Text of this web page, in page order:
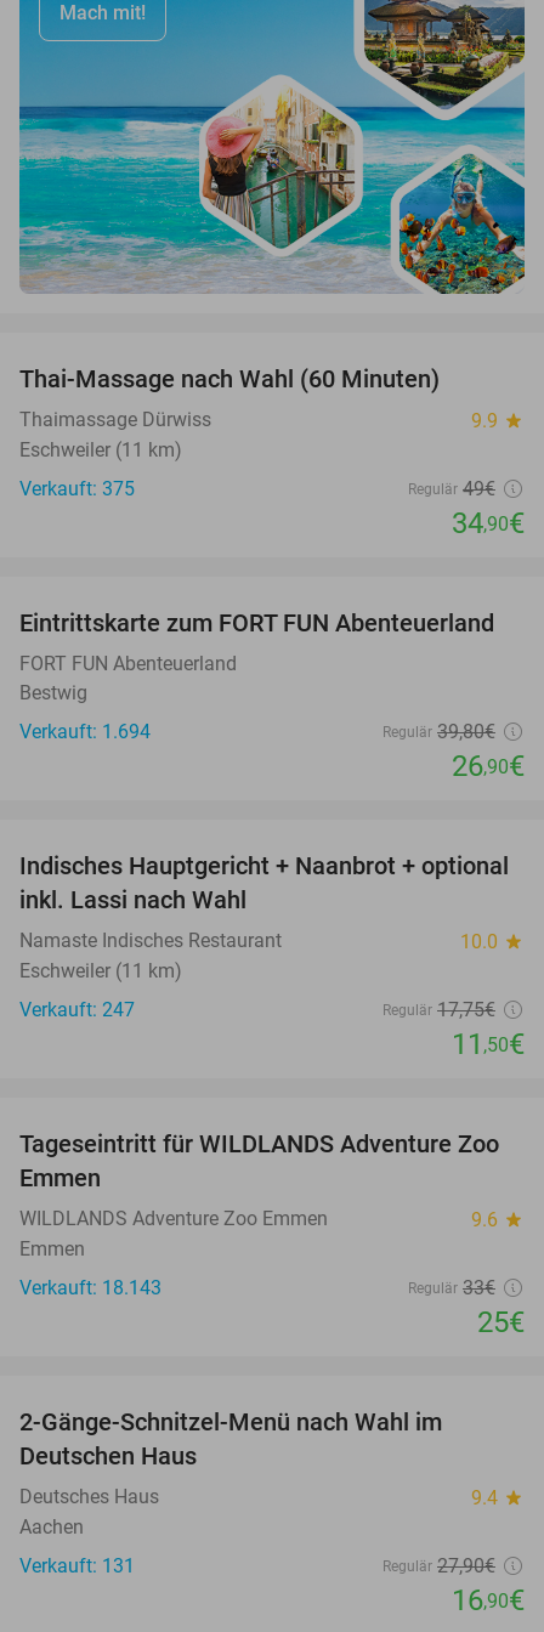
Mach mit!
Thai-Massage nach Wahl (60 Minuten)
Thaimassage Dürwiss 9.9 star
Eschweiler (11 km)
Verkauft: 375
Regulär 49€
34,90€
32%
Eintrittskarte zum FORT FUN Abenteuerland
FORT FUN Abenteuerland
Bestwig
Verkauft: 1.694
Regulär 39,80€
26,90€
35%
Indisches Hauptgericht + Naanbrot + optional
inkl. Lassi nach Wahl
Namaste Indisches Restaurant 10.0 star
Eschweiler (11 km)
Verkauft: 247
Regulär 17,75€
11 ,50€
24%
Tageseintritt für WILDLANDS Adventure Zoo
Emmen
WILDLANDS Adventure Zoo Emmen 9.6 star
Emmen
Verkauft: 18.143
Regulär 33€
25€
2-Gänge-Schnitzel-Menü nach Wahl im
Deutschen Haus
Deutsches Haus 9.4 star
Aachen
Verkauft: 131
Regulär 27,90€
16,90€